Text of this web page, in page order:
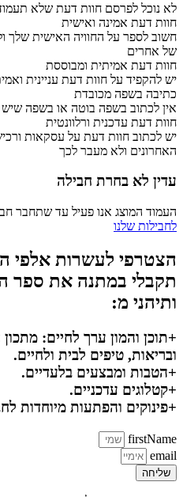
לא נוכל לפרסם חוות דעת שלא
חוות דעת אמינה ואישית
חשוב לספר על החוויה האישית שלך
של אחרים
חוות דעת אמיתית ומבוססת
יש להקפיד על חוות דעת עניינית
כתיבה בשפה מכובדת
אין לכתוב בשפה בוטה או בשפה
חוות דעת עדכנית ורלוונטית
האחרונים ולא מעבר לכך
עדין לא בחרת חבילה
העמוד המוצג אנו פעיל עד שתחבר
לחבילות שלנו
הצטרפי לעשרות אלפי
תקבלי במתנה את ספר
ותיהני מ:
+תוכן והמון ערך לחיים:
ובריאות, טיפים לבית ולחיים.
+הטבות ומבצעים בלעדיים.
+קטלוגים עדכניים.
+פינוקים והפתעות מיוחדות
firstName
email
שליחה